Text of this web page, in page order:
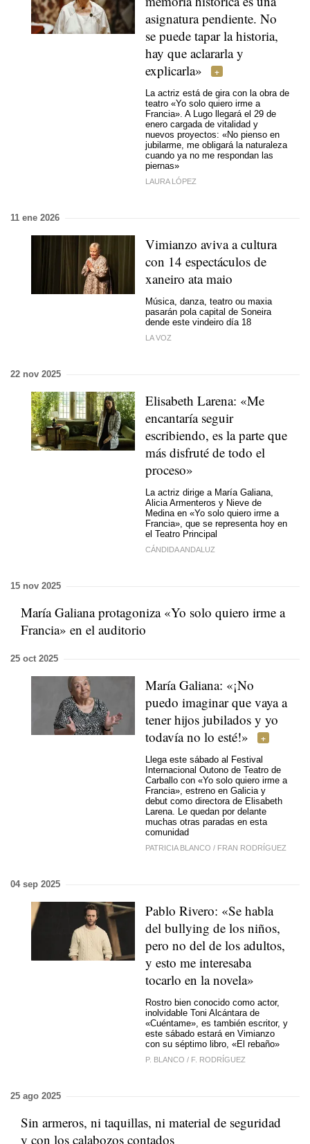
asignatura pendiente. No
se puede tapar la historia,
hay que aclararla y
explicarla»
La actriz está de gira con la obra de
teatro «Yo solo quiero irme a
Francia». A Lugo llegará el 29 de
enero cargada de vitalidad y
nuevos proyectos: «No pienso en
jubilarme, me obligará la naturaleza
cuando ya no me respondan las
piernas»
LAURA LÓPEZ
11 ene 2026
Vimianzo aviva a cultura
con 14 espectáculos de
xaneiro ata maio
Música, danza, teatro ou maxia
pasarán pola capital de Soneira
dende este vindeiro día 18
LA VOZ
22 nov 2025
Elisabeth Larena: «Me
encantaría seguir
escribiendo, es la parte que
más disfruté de todo el
proceso»
La actriz dirige a María Galiana,
Alicia Armenteros y Nieve de
Medina en «Yo solo quiero irme a
Francia», que se representa hoy en
el Teatro Principal
CÁNDIDA ANDALUZ
15 nov 2025
María Galiana protagoniza «Yo solo quiero irme a
Francia» en el auditorio
25 oct 2025
María Galiana: «¡No
puedo imaginar que vaya a
tener hijos jubilados y yo
todavía no lo esté!»
Llega este sábado al Festival
Internacional Outono de Teatro de
Carballo con «Yo solo quiero irme a
Francia», estreno en Galicia y
debut como directora de Elisabeth
Larena. Le quedan por delante
muchas otras paradas en esta
comunidad
PATRICIA BLANCO / FRAN RODRÍGUEZ
04 sep 2025
Pablo Rivero: «Se habla
del bullying de los niños,
pero no del de los adultos,
y esto me interesaba
tocarlo en la novela»
Rostro bien conocido como actor,
inolvidable Toni Alcántara de
«Cuéntame», es también escritor, y
este sábado estará en Vimianzo
con su séptimo libro, «El rebaño»
P. BLANCO / F. RODRÍGUEZ
25 ago 2025
Sin armeros, ni taquillas, ni material de seguridad
y con los calabozos contados